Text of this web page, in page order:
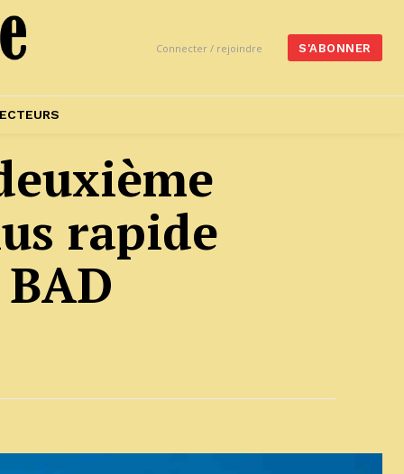
Connecter / rejoindre S'ABONNER
rapide